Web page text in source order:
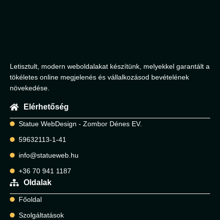
Letisztult, modern weboldalakat készítünk, melyekkel garantált a
tökéletes online megjelenés és vállalkozásod bevételének
növekedése.
Elérhetőség
Statue WebDesign - Zombor Dénes EV.
59632113-1-41
info@statueweb.hu
+36 70 941 1187
Oldalak
Főoldal
Szolgáltatások